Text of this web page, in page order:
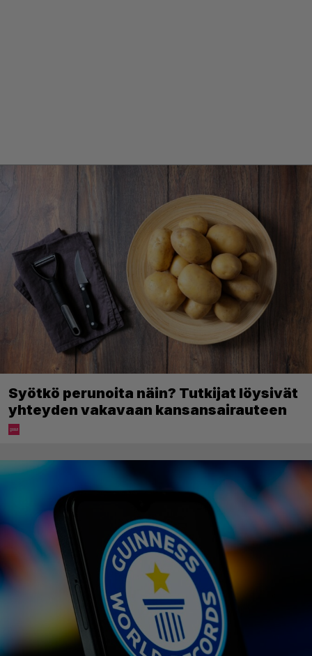
Syötkö perunoita näin? Tutkijat löysivät
yhteyden vakavaan kansansairauteen